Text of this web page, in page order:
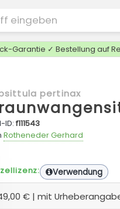
Garantie ✓ Bestellung auf
pertinax
ID:f111543
Rotheneder Gerhard
Verwendung